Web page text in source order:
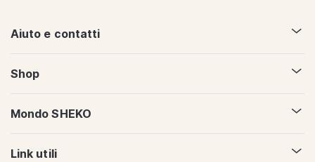
Aiuto e contatti
Shop
Mondo SHEKO
Link utili